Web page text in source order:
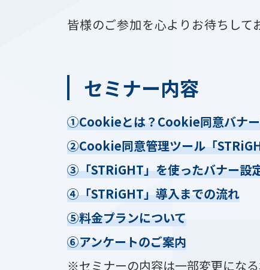
皆様のご参加を心よりお待ちして
セミナー内容
①Cookieとは？Cookie同意バナ
②Cookie同意管理ツール「
③「STRiGHT」を使ったバナー設
④「STRiGHT」導入までの流れ
⑤料金プランについて
⑥アンケートのご案内
※セミナーの内容は一部変更になる